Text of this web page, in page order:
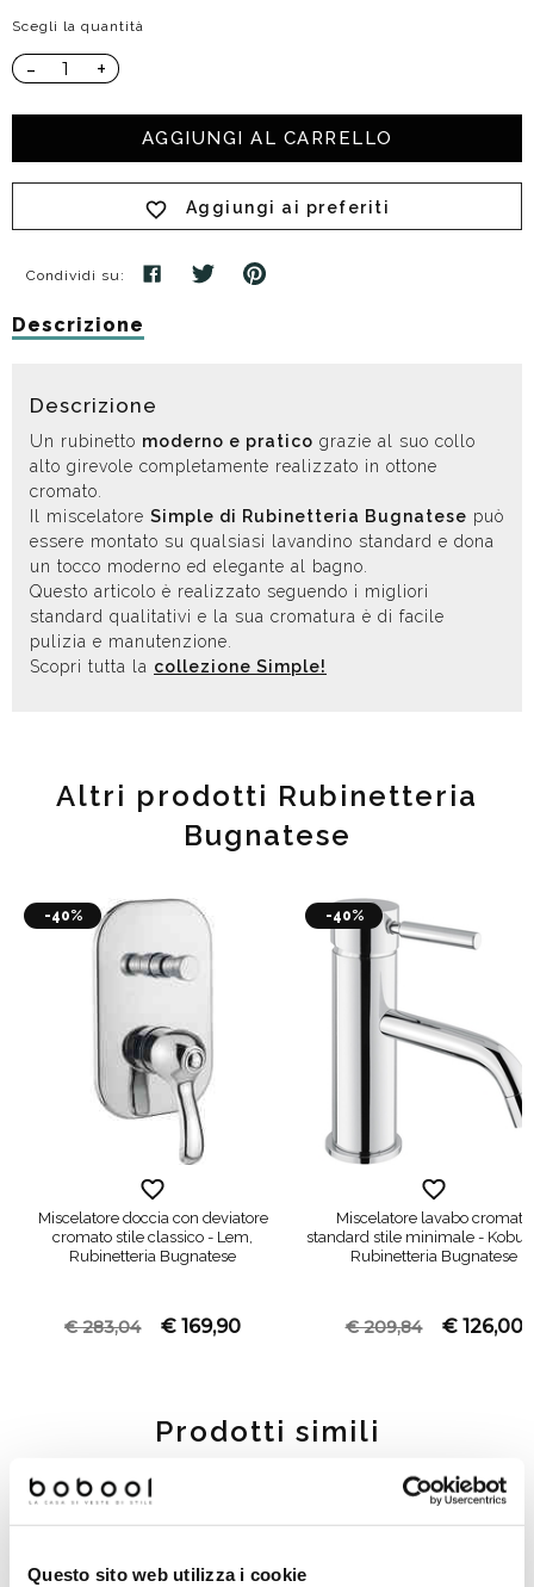
Questo sito web utilizza i cookie
Scegli la quantità
- +
AGGIUNGI AL CARRELLO
Aggiungi ai preferiti
Condividi su:
Descrizione
Descrizione
Un rubinetto moderno e pratico grazie al suo collo
alto girevole completamente realizzato in ottone
cromato.
Il miscelatore Simple di Rubinetteria Bugnatese può
essere montato su qualsiasi lavandino standard e dona
un tocco moderno ed elegante al bagno.
Questo articolo è realizzato seguendo i migliori
standard qualitativi e la sua cromatura è di facile
pulizia e manutenzione.
Scopri tutta la collezione Simple!
Altri prodotti Rubinetteria
Bugnatese
-40%
Miscelatore doccia con deviatore
cromato stile classico - Lem,
Rubinetteria Bugnatese
€ 283,04 € 169,90
-40%
Miscelatore lavabo cromato
standard stile minimale -
Rubinetteria Bugnatese
€ 209,84 € 126,00
Prodotti simili